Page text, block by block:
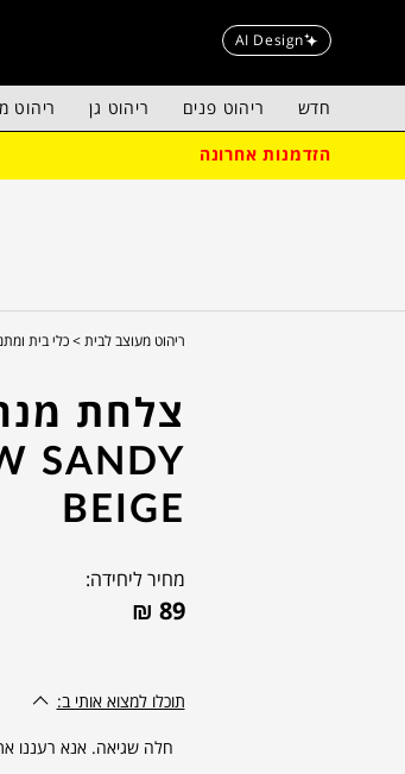
AI Design
חדש ריהוט פנים ריהוט גן ריהוט
הזדמנות אחרונה
ריהוט מעוצב לבית > כלי בית
צלחת
SANDY
BEIGE
מחיר ליחידה:
₪ 89
תוכלו למצוא אותי ב:
חלה שגיאה. אנא רעננו